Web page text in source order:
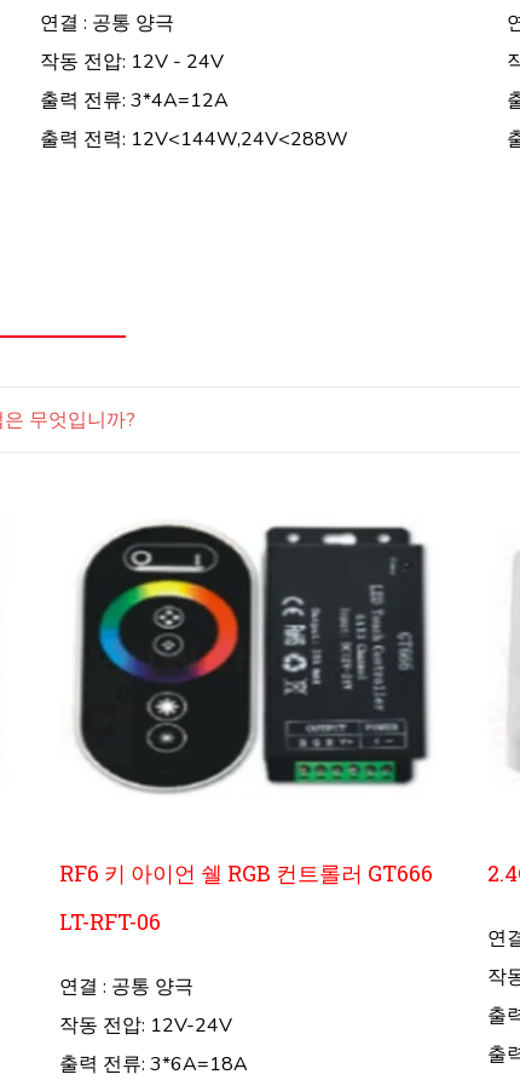
연결 : 공통 양극
작동 전압: 12V - 24V
출력 전류: 3*4A=12A
출력 전력: 12V<144W,24V<288W
무엇입니까?
RF6 키 아이언 쉘 RGB 컨트롤러 GT666
LT-RFT-06
연결 : 공통 양극
작동 전압: 12V-24V
출력 전류: 3*6A=18A
연
작
출
출